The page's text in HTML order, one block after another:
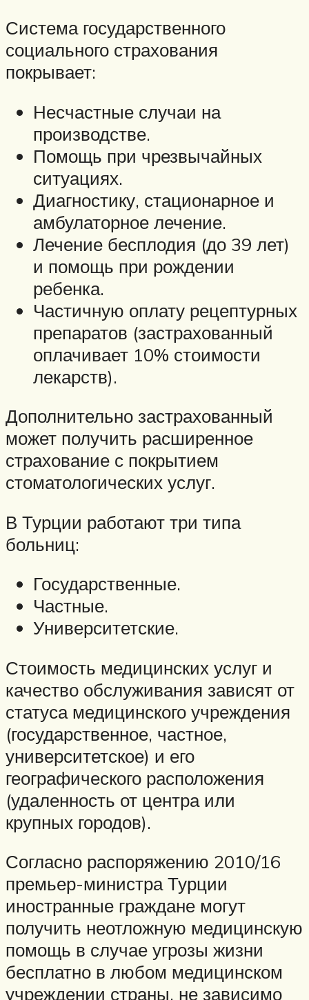
Система государственного
социального страхования
покрывает:
Несчастные случаи на
производстве.
Помощь при чрезвычайных
ситуациях.
Диагностику, стационарное и
амбулаторное лечение.
Лечение бесплодия (до 39 лет)
и помощь при рождении
ребенка.
Частичную оплату рецептурных
препаратов (застрахованный
оплачивает 10% стоимости
лекарств).
Дополнительно застрахованный
может получить расширенное
страхование с покрытием
стоматологических услуг.
В Турции работают три типа
больниц:
Государственные.
Частные.
Университетские.
Стоимость медицинских услуг и
качество обслуживания зависят от
статуса медицинского учреждения
(государственное, частное,
университетское) и его
географического расположения
(удаленность от центра или
крупных городов).
Согласно распоряжению 2010/16
премьер-министра Турции
иностранные граждане могут
получить неотложную медицинскую
помощь в случае угрозы жизни
бесплатно в любом медицинском
учреждении страны, не зависимо